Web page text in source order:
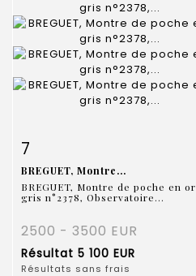
Fiche détaillée
7
BREGUET, Montre...
BREGUET, Montre de poche en or
gris n°2378, Observatoire...
2500 - 3500 EUR
Résultat 5 100 EUR
Résultats sans frais